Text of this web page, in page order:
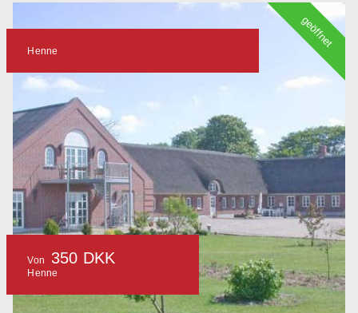
Henne
Von 350 DKK
Henne
geöffnet